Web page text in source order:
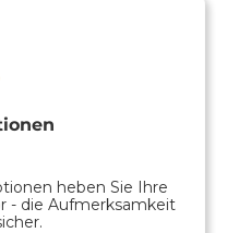
heben Sie Ihre
- die Aufmerksamkeit